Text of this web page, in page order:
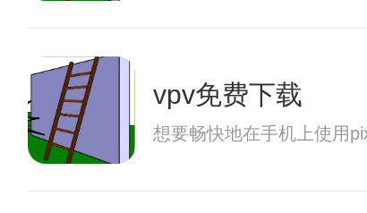
vpv免费下载
想要畅快地在手机上使用